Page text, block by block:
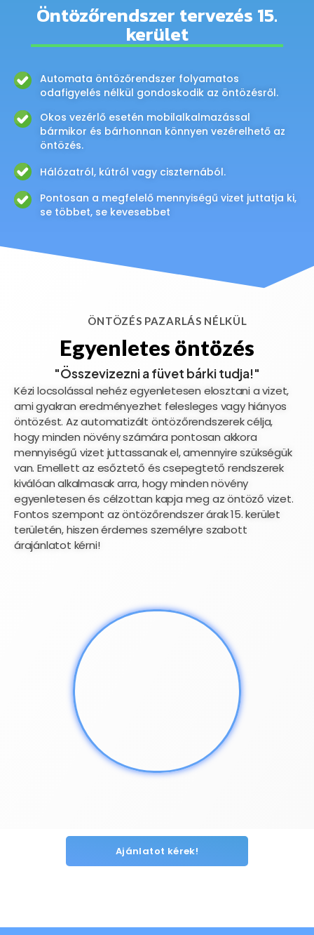
Öntözőrendszer tervezés 15.
kerület
Automata öntözőrendszer folyamatos
odafigyelés nélkül gondoskodik az öntözésről.
Okos vezérlő esetén mobilalkalmazással
bármikor és bárhonnan könnyen vezérelhető az
öntözés.
Hálózatról, kútról vagy ciszternából.
Pontosan a megfelelő mennyiségű vizet juttatja ki,
se többet, se kevesebbet
ÖNTÖZÉS PAZARLÁS NÉLKÜL
Egyenletes öntözés
"Összevizezni a füvet bárki tudja!"
Kézi locsolással nehéz egyenletesen elosztani a vizet,
ami gyakran eredményezhet felesleges vagy hiányos
öntözést. Az automatizált öntözőrendszerek célja,
hogy minden növény számára pontosan akkora
mennyiségű vizet juttassanak el, amennyire szükségük
van. Emellett az esőztető és csepegtető rendszerek
kiválóan alkalmasak arra, hogy minden növény
egyenletesen és célzottan kapja meg az öntöző vizet.
Fontos szempont az öntözőrendszer árak 15. kerület
területén, hiszen érdemes személyre szabott
árajánlatot kérni!
Ajánlatot kérek!